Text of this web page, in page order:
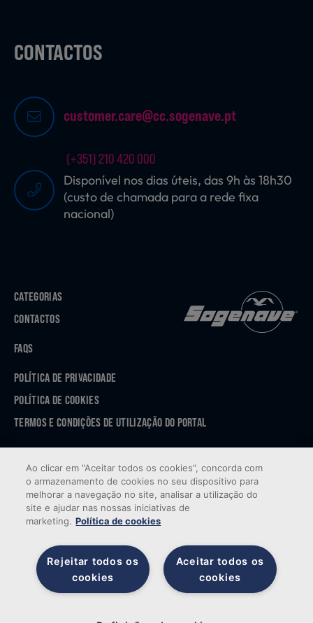
CONTACTOS
customer.care@cc.sogenave.pt
(+351) 210 420 000
Disponível nos dias úteis, das 9h às 18h30
(custo de chamada para a rede fixa
nacional)
CATEGORIAS
CONTACTOS
FAQS
POLÍTICA DE PRIVACIDADE
POLÍTICA DE COOKIES
TERMOS E CONDIÇÕES DE UTILIZAÇÃO DO PORTAL
APP STORE
GOOGLE PLAY
© 2026 Sogenave — Todos os direitos reservados. Desenvolvido porBrandability
Ao clicar em "Aceitar todos os cookies", concorda com
o armazenamento de cookies no seu dispositivo para
melhorar a navegação no site, analisar a utilização do
site e ajudar nas nossas iniciativas de
marketing. Política de cookies
Aceitar todos os
cookies
Rejeitar todos os
cookies